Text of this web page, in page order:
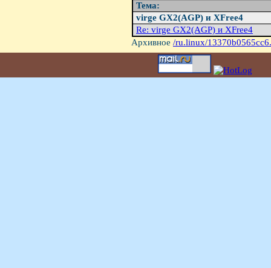
Тема:
virge GX2(AGP) и XFree4
Re: virge GX2(AGP) и XFree4
Архивное /ru.linux/